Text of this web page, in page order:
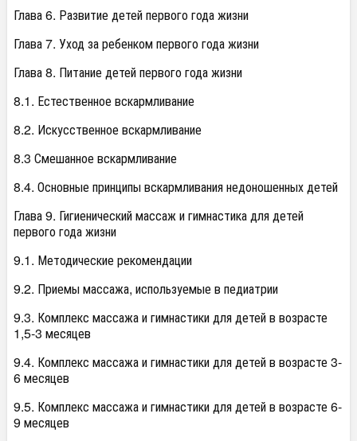
Глава 6. Развитие детей первого года жизни
Глава 7. Уход за ребенком первого года жизни
Глава 8. Питание детей первого года жизни
8.1. Естественное вскармливание
8.2. Искусственное вскармливание
8.3 Смешанное вскармливание
8.4. Основные принципы вскармливания недоношенных детей
Глава 9. Гигиенический массаж и гимнастика для детей
первого года жизни
9.1. Методические рекомендации
9.2. Приемы массажа, используемые в педиатрии
9.3. Комплекс массажа и гимнастики для детей в возрасте
1,5-3 месяцев
9.4. Комплекс массажа и гимнастики для детей в возрасте 3-
6 месяцев
9.5. Комплекс массажа и гимнастики для детей в возрасте 6-
9 месяцев